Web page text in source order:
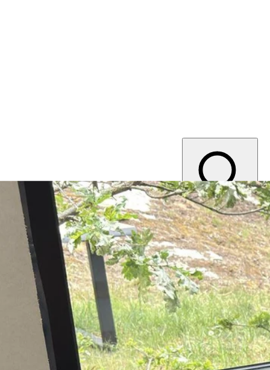
Öppna meny
Vad letar du efter?
Ring oss 08 708 94 00031 16 88 20040 306 350
Offert Direkt
Offert Direkt